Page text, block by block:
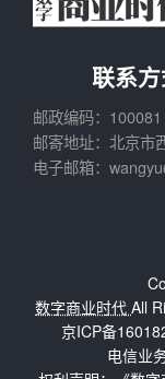
联系
邮政编码：100081
邮寄地址：北京市
电子邮箱：
数字商业时代 All
京ICP备
电信业